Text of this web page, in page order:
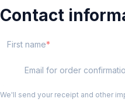
Contact
First name
Email for order
We'll send your receipt and other